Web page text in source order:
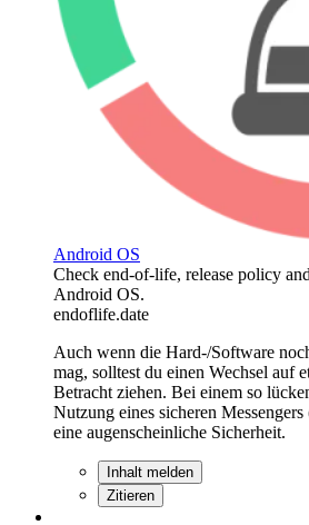
Android OS
Check end-of-life, release policy
Android OS.
endoflife.date
Auch wenn die Hard-/Software
mag, solltest du einen Wechsel auf
Betracht ziehen. Bei einem so
Nutzung eines sicheren
eine augenscheinliche Sicherheit.
Inhalt melden
Zitieren